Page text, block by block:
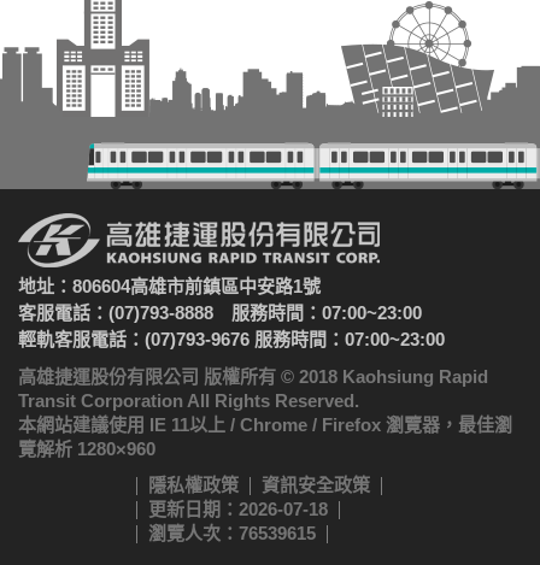
地址：806604高雄市前鎮區中安路1號
客服電話：(07)793-8888 服務時間：07:00~23:00
輕軌客服電話：(07)793-9676 服務時間：07:00~23:00
高雄捷運股份有限公司 版權所有 © 2018 Kaohsiung Rapid
Transit Corporation All Rights Reserved.
本網站建議使用 IE 11以上 / Chrome / Firefox 瀏覽器，最佳瀏
覽解析 1280×960
隱私權政策
資訊安全政策
更新日期：2026-07-18
瀏覽人次：76539615